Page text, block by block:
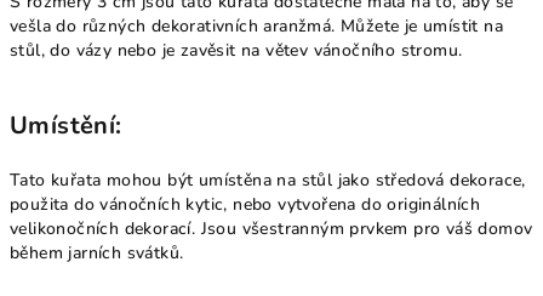
vešla do různých dekorativních aranžmá. Můžete je umístit na
stůl, do vázy nebo je zavěsit na větev vánočního stromu.
Umístění:
Tato kuřata mohou být umístěna na stůl jako středová dekorace,
použita do vánočních kytic, nebo vytvořena do originálních
velikonočních dekorací. Jsou všestranným prvkem pro váš domov
během jarních svátků.